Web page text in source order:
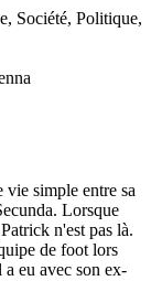
Société, Politique,
simple entre sa
Lorsque
n'est pas là.
de foot lors
eu avec son ex-